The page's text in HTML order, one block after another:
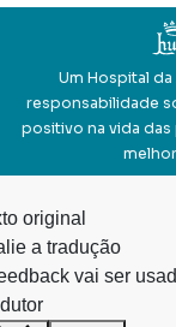
Um Hospital
responsabilidade
positivo na vida das
original
a tradução
vai ser